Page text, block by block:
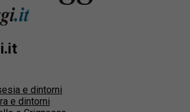
e dintorni
e dintorni